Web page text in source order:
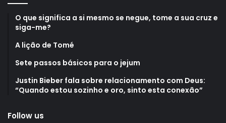
O que significa a si mesmo se negue, tome a sua cruz e
siga-me?
A lição de Tomé
Sete passos básicos para o jejum
Justin Bieber fala sobre relacionamento com Deus:
“Quando estou sozinho e oro, sinto esta conexão”
Follow us